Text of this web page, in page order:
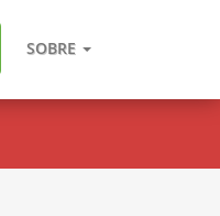
SOBRE